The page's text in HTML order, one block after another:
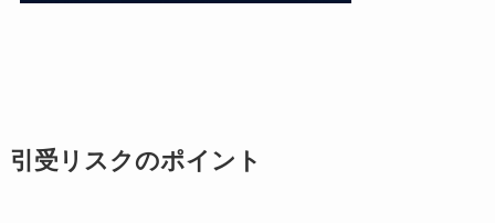
引受リスクのポイント